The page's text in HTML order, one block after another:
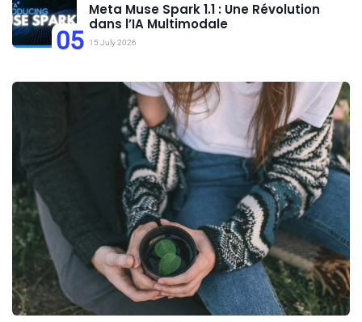
05
Meta Muse Spark 1.1 : Une Révolution
dans l’IA Multimodale
15 July 2026